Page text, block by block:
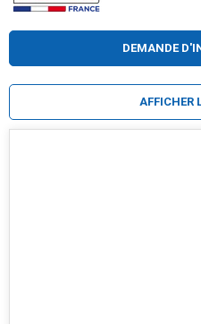
DEMANDE
AFFICHER